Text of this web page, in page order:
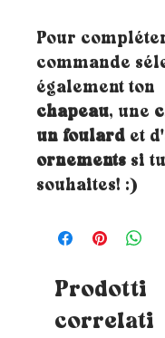
Pour
commande
également ton
chapeau, une
un foulard et d'
ornements si
souhaites! :)
Prodotti
correlati